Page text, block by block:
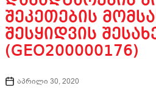
ᲨᲔᲙᲔᲗᲔᲑᲘᲡ
ᲨᲔᲡᲧᲘᲓᲕᲘᲡ
(GEO200000176)
აპრილი 30, 2020